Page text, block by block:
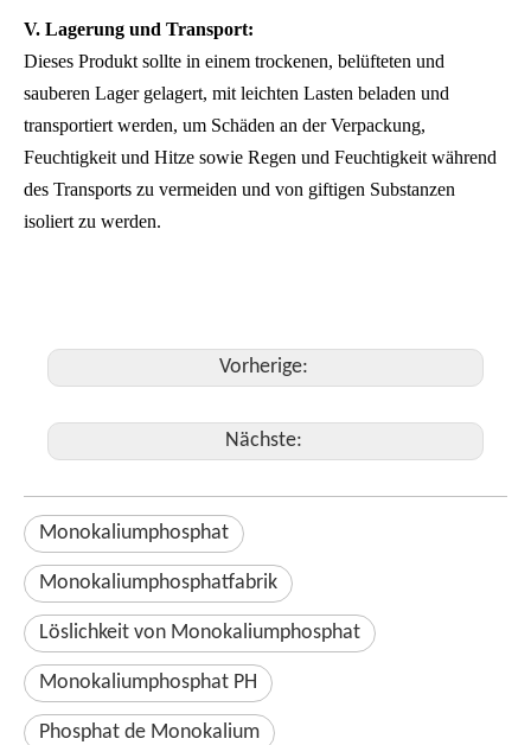
V. Lagerung und Transport:
Dieses Produkt sollte in einem trockenen, belüfteten und
sauberen Lager gelagert, mit leichten Lasten beladen und
transportiert werden, um Schäden an der Verpackung,
Feuchtigkeit und Hitze sowie Regen und Feuchtigkeit während
des Transports zu vermeiden und von giftigen Substanzen
isoliert zu werden.
Vorherige:
Nächste:
Monokaliumphosphat
Monokaliumphosphatfabrik
Löslichkeit von Monokaliumphosphat
Monokaliumphosphat PH
Phosphat de Monokalium